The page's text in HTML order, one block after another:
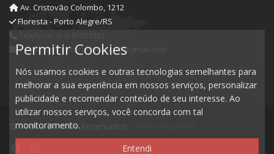
Av. Cristovão Colombo, 1212
Floresta - Porto Alegre/RS
E-mail: artedecorartesanato@gmail.com
© Todos Direitos Reservados.
Permitir Cookies
Nós usamos cookies e outras tecnologias semelhantes para
melhorar a sua experiência em nossos serviços, personalizar
publicidade e recomendar conteúdo de seu interesse. Ao
utilizar nossos serviços, você concorda com tal
monitoramento.
Entendi